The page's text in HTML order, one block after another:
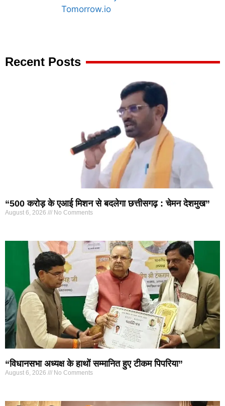
Recent Posts
“500 करोड़ के एआई मिशन से बदलेगा छत्तीसगढ़ : चेमन देशमुख”
August 6, 2026 No Comments
“विधानसभा अध्यक्ष के हाथों सम्मानित हुए टीकम पिपरिया”
August 6, 2026 No Comments